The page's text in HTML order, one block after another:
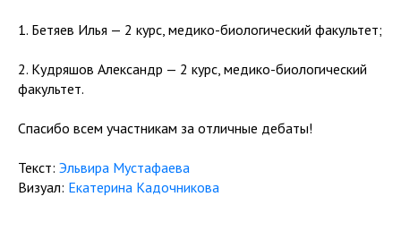
1. Бетяев Илья — 2 курс, медико-биологический факультет;
2. Кудряшов Александр — 2 курс, медико-биологический
факультет.
Спасибо всем участникам за отличные дебаты!
Текст: Эльвира Мустафаева
Визуал: Екатерина Кадочникова